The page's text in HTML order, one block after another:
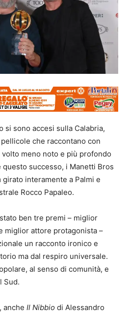
si sono accesi sulla Calabria,
che raccontano con
meno noto e più profondo
successo, i Manetti Bros
girato interamente a Palmi e
Rocco Papaleo.
ben tre premi – miglior
miglior attore protagonista –
un racconto ironico e
ma dal respiro universale.
al senso di comunità, e
Sud.
, anche Il Nibbio di Alessandro